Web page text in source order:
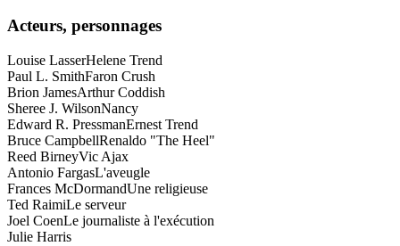
Acteurs, personnages
Louise LasserHelene Trend
Paul L. SmithFaron Crush
Brion JamesArthur Coddish
Sheree J. WilsonNancy
Edward R. PressmanErnest Trend
Bruce CampbellRenaldo "The Heel"
Reed BirneyVic Ajax
Antonio FargasL'aveugle
Frances McDormandUne religieuse
Ted RaimiLe serveur
Joel CoenLe journaliste à l'exécution
Julie Harris